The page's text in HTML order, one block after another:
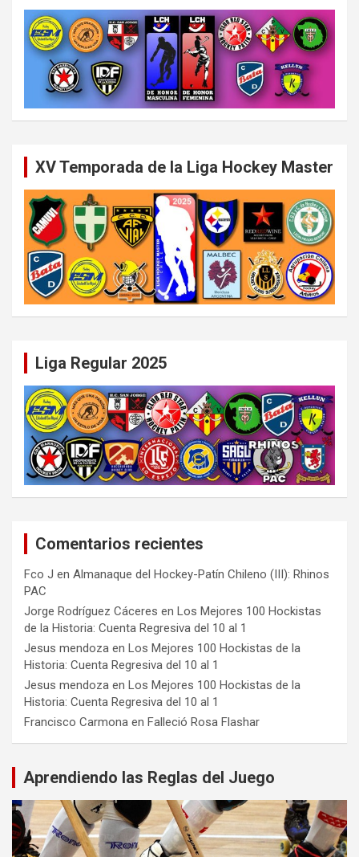
XV Temporada de la Liga Hockey Master
Liga Regular 2025
Comentarios recientes
Fco J en Almanaque del Hockey-Patín Chileno (III): Rhinos
PAC
Jorge Rodríguez Cáceres en Los Mejores 100 Hockistas
de la Historia: Cuenta Regresiva del 10 al 1
Jesus mendoza en Los Mejores 100 Hockistas de la
Historia: Cuenta Regresiva del 10 al 1
Jesus mendoza en Los Mejores 100 Hockistas de la
Historia: Cuenta Regresiva del 10 al 1
Francisco Carmona en Falleció Rosa Flashar
Aprendiendo las Reglas del Juego